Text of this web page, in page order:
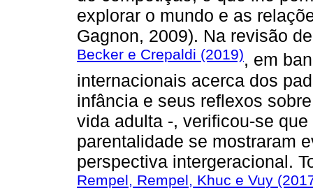
explorar o mundo e as
Gagnon, 2009). Na revisão
Becker e Crepaldi (2019), em
internacionais acerca dos
infância e seus reflexos
vida adulta -, verificou-se
parentalidade se mostraram
perspectiva intergeracional.
Rempel, Rempel, Khuc e Vuy